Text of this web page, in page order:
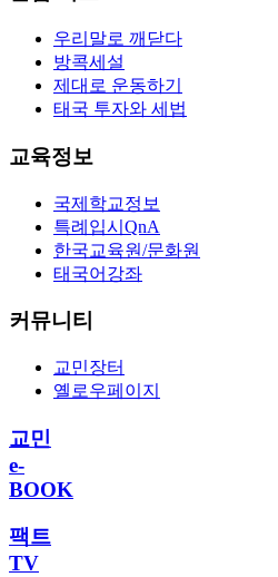
우리말로 깨닫다
방콕세설
제대로 운동하기
태국 투자와 세법
교육정보
국제학교정보
특례입시QnA
한국교육원/문화원
태국어강좌
커뮤니티
교민장터
옐로우페이지
교민
e-
BOOK
팩트
TV